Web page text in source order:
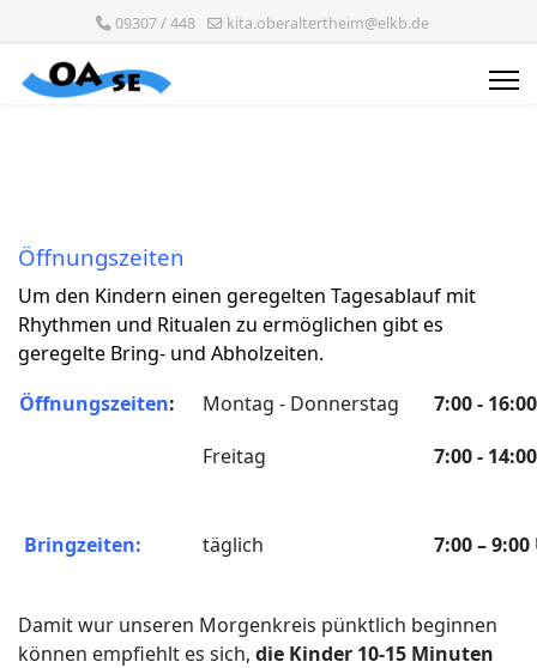
09307 / 448 kita.oberaltertheim@elkb.de
Öffnungszeiten
Um den Kindern einen geregelten Tagesablauf mit
Rhythmen und Ritualen zu ermöglichen gibt es
geregelte Bring- und Abholzeiten.
Öffnungszeiten: Montag - Donnerstag
7:00 -
Freitag
7:00 -
Bringzeiten: täglich 7:00 –
Damit wur unseren Morgenkreis pünktlich beginnen
können empfiehlt es sich, die Kinder 10-15 Minuten